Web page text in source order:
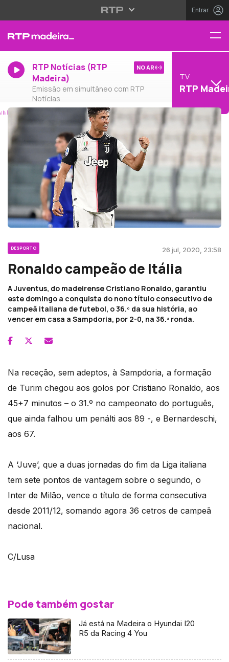
Entrar
RTP Notícias (RTP
Madeira)
Emissão em simultâneo com RTP
Notícias
NO AR
TV
RTP
DESPORTO 26 jul, 2020, 23:58
Ronaldo campeão de Itália
A Juventus, do madeirense Cristiano Ronaldo, garantiu
este domingo a conquista do nono título consecutivo de
campeã italiana de futebol, o 36.º da sua história, ao
vencer em casa a Sampdoria, por 2-0, na 36.ª ronda.
Na receção, sem adeptos, à Sampdoria, a formação
de Turim chegou aos golos por Cristiano Ronaldo, aos
45+7 minutos – o 31.º no campeonato do português,
que ainda falhou um penálti aos 89 -, e Bernardeschi,
aos 67.
A ‘Juve’, que a duas jornadas do fim da Liga italiana
tem sete pontos de vantagem sobre o segundo, o
Inter de Milão, vence o título de forma consecutiva
desde 2011/12, somando agora 36 cetros de campeã
nacional.
C/Lusa
Pode também gostar
Já está na Madeira o Hyundai I20
R5 da Racing 4 You